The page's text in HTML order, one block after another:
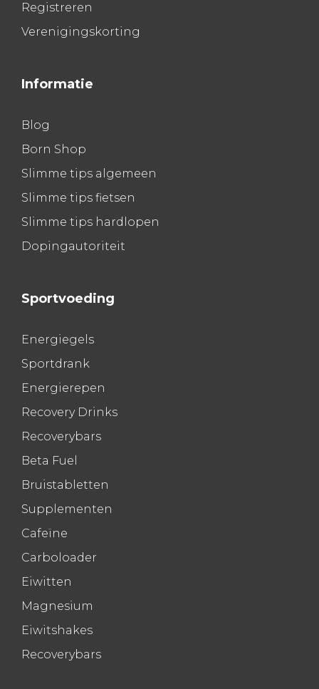
Registreren
Verenigingskorting
Informatie
Blog
Born Shop
Slimme tips algemeen
Slimme tips fietsen
Slimme tips hardlopen
Dopingautoriteit
Sportvoeding
Energiegels
Sportdrank
Energierepen
Recovery Drinks
Recoverybars
Beta Fuel
Bruistabletten
Supplementen
Cafeïne
Carboloader
Eiwitten
Magnesium
Eiwitshakes
Recoverybars